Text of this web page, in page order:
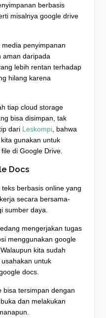
berbasis
misalnya google drive
penyimpanan
aman daripada
lebih rentan terhadap
hilang karena
tiap cloud storage
bisa disimpan, tak
dari Leskompi, bahwa
gunakan untuk
di Google Drive.
Docs
berbasis online yang
secara bersama-
sumber daya.
mengerjakan tugas
menggunakan google
kita sudah
untuk
docs.
bisa tersimpan dengan
dan melakukan